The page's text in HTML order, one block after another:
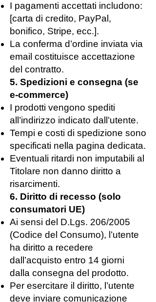
I pagamenti accettati includono:
[carta di credito, PayPal,
bonifico, Stripe, ecc.].
La conferma d’ordine inviata via
email costituisce accettazione
del contratto.
5. Spedizioni e consegna (se
e-commerce)
I prodotti vengono spediti
all’indirizzo indicato dall’utente.
Tempi e costi di spedizione sono
specificati nella pagina dedicata.
Eventuali ritardi non imputabili al
Titolare non danno diritto a
risarcimenti.
6. Diritto di recesso (solo
consumatori UE)
Ai sensi del D.Lgs. 206/2005
(Codice del Consumo), l’utente
ha diritto a recedere
dall’acquisto entro 14 giorni
dalla consegna del prodotto.
Per esercitare il diritto, l’utente
deve inviare comunicazione